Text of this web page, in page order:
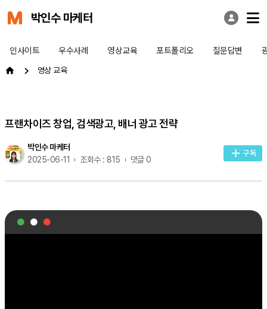
박인수 마케터
인사이트 우수사례 영상교육 포트폴리오 질문답변
영상 교육
프랜차이즈 창업, 검색광고, 배너 광고 전략
박인수 마케터
2025-06-11
조회수 : 815 댓글 0
구독